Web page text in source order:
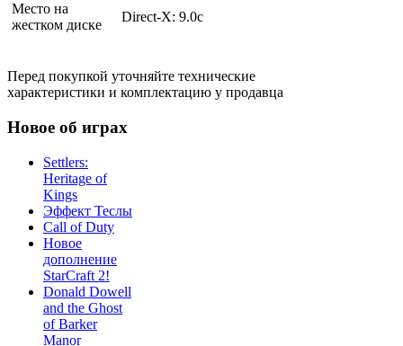
Место на
жестком диске
Direct-X: 9.0c
Перед покупкой уточняйте технические
характеристики и комплектацию у продавца
Новое об играх
Settlers:
Heritage of
Kings
Эффект Теслы
Call of Duty
Новое
дополнение
StarCraft 2!
Donald Dowell
and the Ghost
of Barker
Manor